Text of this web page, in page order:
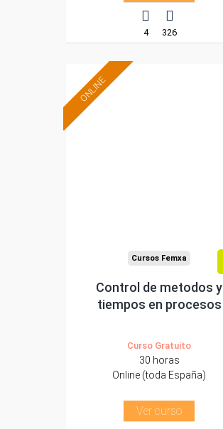
4 326
ONLINE
Cursos Femxa
Control de metodos y
tiempos en procesos
Curso Gratuito
30 horas
Online (toda España)
Ver curso